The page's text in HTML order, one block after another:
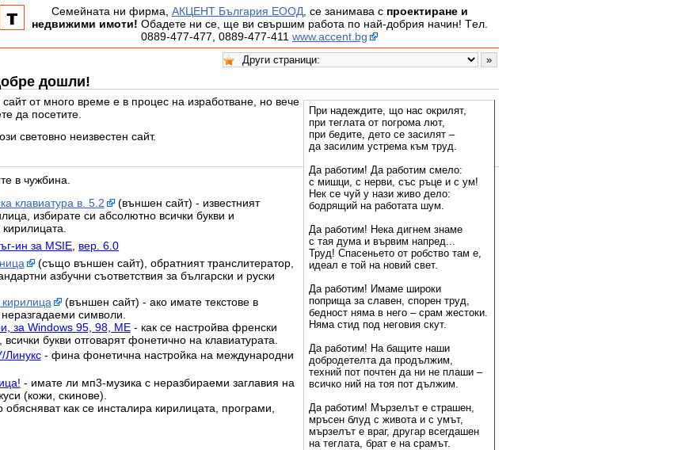
Семейната ни фирма, АКЦЕНТ България ЕООД, се занимава с проектиране и
недвижими имоти! Обадете ни се, ще ви свършим работа по най-добрия начин! Tел.
0889-477-477, 0889-477-411 www.accent.bg
дошли!
При надеждите, що нас окрилят,
при теглата от погрома лют,
при бедите, дето се засилят –
да засилим устрема към труд.
Да работим! Да работим смело:
с мишци, с нерви, със ръце и с ум!
Нек се чуй у нази живо дело:
бодрящий на работата шум.
Да работим! Нека дигнем знаме
с тая дума и вървим напред...
Труд! Спасеньето от робство там е,
идеал е той на новий свет.
Да работим! Имаме широки
поприща за славен, спорен труд,
бедност няма в него – срам жестоки.
Няма стид под неговия скут.
Да работим! На бащите наши
добродетелта да продължим,
техний пот почтен да ни не плаши –
всичко ний на тоя пот дължим.
Да работим! Мързелът е страшен,
мръсен блуд с живота и с умът,
мързелът е враг, другар всегдашен
на теглата, брат е на срамът.
сайт от много време е в процес на изработване, но вече
да посетите.
световно неизвестен сайт.
в чужбина.
клавиатура в. 5.2
(външен сайт) - известният
избирате си абсолютно всички букви и
ин за MSIE, вер. 6.0
(също външен сайт), обратният транслитератор,
азбучни съответствия за български и руски
(външен сайт) - ако имате текстове в
символи.
за Windows 95, 98, ME- как се настройва френски
букви отговарят фонетично на клавиатурата.
Линукс- фина фонетична настройка на международни
- имате ли мп3-музика с неразбираеми заглавия на
(кожи, скинове).
обясняват как се инсталира кирилицата, програми,